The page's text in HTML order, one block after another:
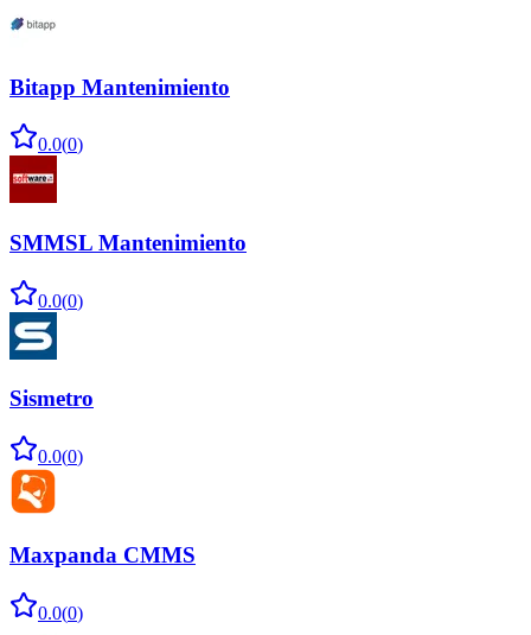
Bitapp Mantenimiento
0.0(0)
SMMSL Mantenimiento
0.0(0)
Sismetro
0.0(0)
Maxpanda CMMS
0.0(0)